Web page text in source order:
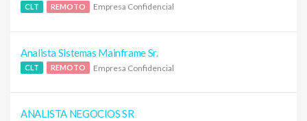
CLT REMOTO Empresa Confidencial
Analista Sistemas Mainframe Sr.
CLT REMOTO Empresa Confidencial
ANALISTA NEGOCIOS SR